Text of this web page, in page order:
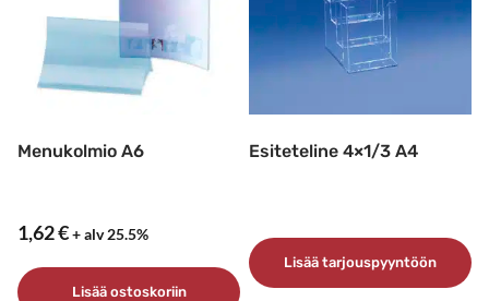
Menukolmio A6
1,62€+ alv 25.5%
Lisää ostoskoriin
Esiteteline 4×1/3 A4
Lisää tarjouspyyntöön